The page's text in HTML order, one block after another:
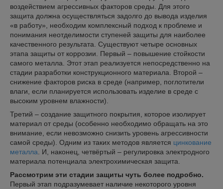
воздействием агрессивных факторов среды. Для этого
защита должна осуществляться задолго до вывода изделия
«в работу», необходим комплексный подход к проблеме и
понимания неотделимости ступеней защиты для наиболее
качественного результата. Существуют четыре основных
этапа защиты от коррозии. Первый – повышение стойкости
самого металла. Этот этап реализуется непосредственно на
стадии разработки конструкционного материала. Второй –
снижение факторов риска в среде (например, поглотители
влаги, если планируется использовать изделие в среде с
высоким уровнем влажности).
Третий – создание защитного покрытия, которое изолирует
материал от среды (особенно необходимо обращать на это
внимание, если невозможно снизить уровень агрессивности
самой среды). Одним из таких методов является цинкование
металла . И, наконец, четвёртый – регулировка электродного
материала потенциала электрохимическая защита.
Рассмотрим эти стадии защиты чуть более подробно.
Первый этап подразумевает наличие некоторого уровня